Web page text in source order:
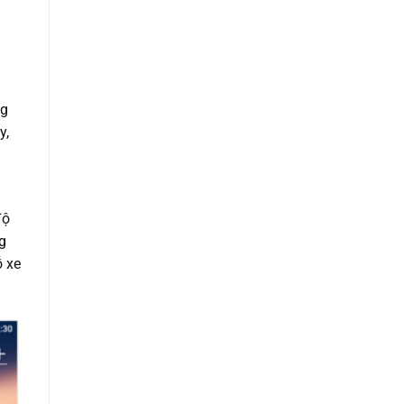
xe